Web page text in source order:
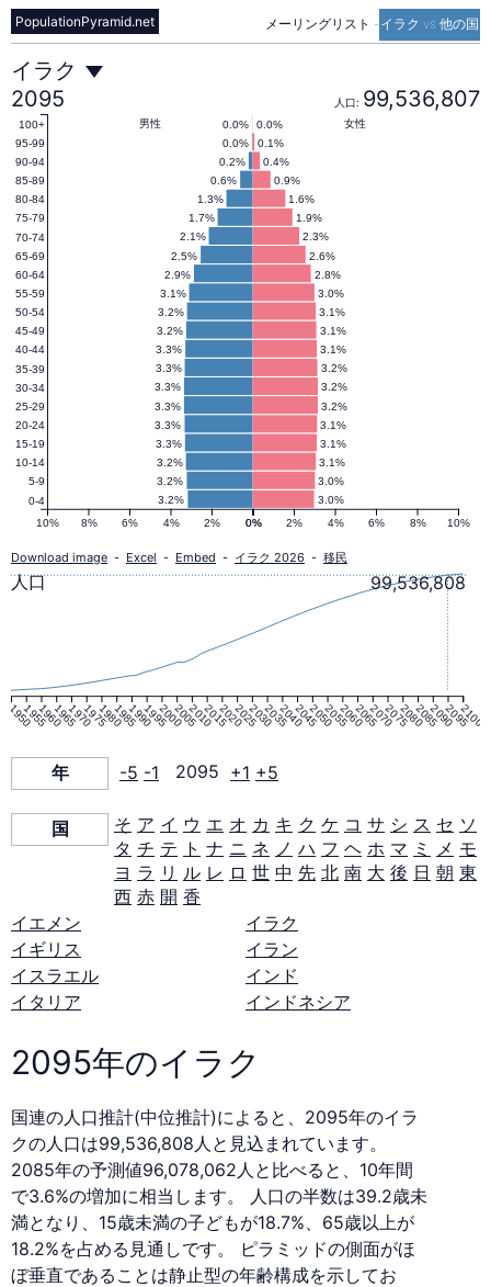
メーリングリスト - イラク vs 他の国
PopulationPyramid.net
イ
ラ
ク
の
人
口
ピ
ラ
ミ
ド
2095
年
イラク
2095
人口: 99,536,807
3.0%
3.2%
3.0%
3.2%
3.1%
3.2%
3.1%
3.3%
3.1%
3.3%
3.2%
3.3%
3.2%
3.3%
3.2%
3.3%
3.1%
3.3%
3.1%
3.2%
3.1%
3.2%
3.0%
3.1%
2.8%
2.9%
2.6%
2.5%
2.3%
2.1%
1.9%
1.7%
1.6%
1.3%
0.9%
0.6%
0.4%
0.2%
0.1%
0.0%
0.0%
0.0% 女性
男性
0% 2% 4% 6% 8% 10%
10% 8% 6% 4% 2% 0%
0-4
5-9
10-14
15-19
20-24
25-29
30-34
35-39
40-44
45-49
50-54
55-59
60-64
65-69
70-74
75-79
80-84
85-89
90-94
95-99
100+
Download image - Excel - Embed - イラク 2026 - 移民
1950195519601965197019751980198519901995200020052010201520202025203020352040204520502055206020652070207520802085209020952100
99,536,808
人口
年 -5 -1 2095 +1 +5
国 そ ア イ ウ エ オ カ キ ク ケ コ サ シ ス セ ソ
タ チ テ ト ナ ニ ネ ノ ハ フ ヘ ホ マ ミ メ モ
ヨ ラ リ ル レ ロ 世 中 先 北 南 大 後 日 朝 東
西 赤 開 香
イエメン
イギリス
イスラエル
イタリア
イラク
イラン
インド
インドネシア
2095年のイラク
国連の人口推計(中位推計)によると、2095年のイラ
クの人口は99,536,808人と見込まれています。
2085年の予測値96,078,062人と比べると、10年間
で3.6%の増加に相当します。 人口の半数は39.2歳未
満となり、15歳未満の子どもが18.7%、65歳以上が
18.2%を占める見通しです。 ピラミッドの側面がほ
ぼ垂直であることは静止型の年齢構成を示してお